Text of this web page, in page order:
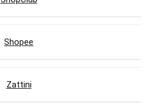
Shopee
Zattini